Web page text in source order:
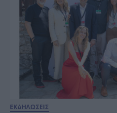
ΕΚΔΗΛΩΣΕΙΣ